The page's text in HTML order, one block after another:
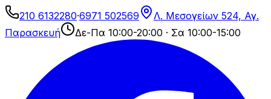
210 6132280·6971 502569
Λ. Μεσογείων 524, Αγ.
Παρασκευή
Δε-Πα 10:00-20:00 · Σα 10:00-15:00